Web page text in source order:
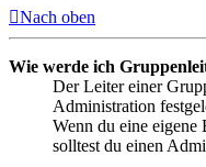
Nach oben
Wie werde ich
Der Leiter einer
Administration
Wenn du eine eigene
solltest du einen